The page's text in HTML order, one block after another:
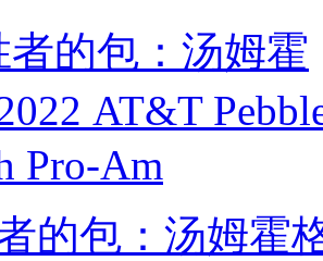
的包：汤姆霍